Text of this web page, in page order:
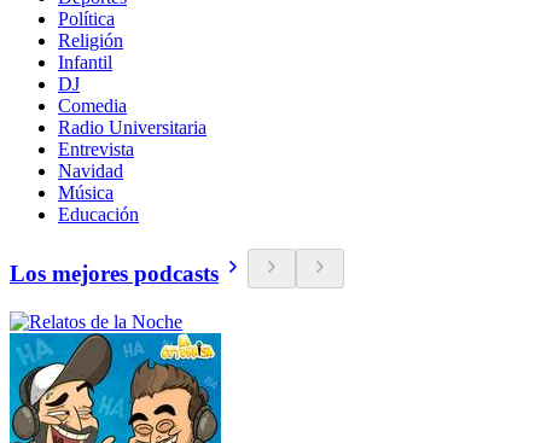
Política
Religión
Infantil
DJ
Comedia
Radio Universitaria
Entrevista
Navidad
Música
Educación
Los mejores podcasts